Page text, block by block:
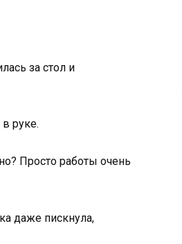
за стол и
руке.
Просто работы очень
даже пискнула,